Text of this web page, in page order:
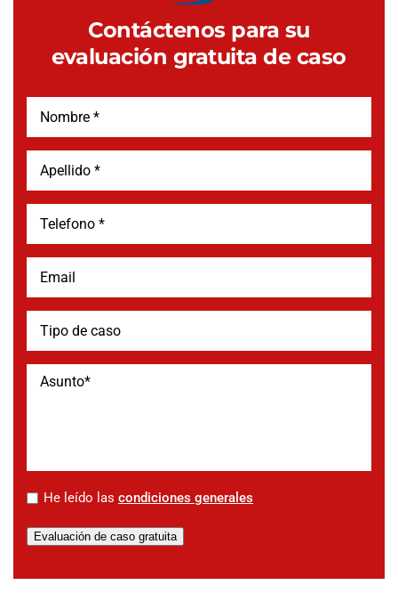
Contáctenos para su
evaluación gratuita de caso
* He leído las condiciones generales
Evaluación de caso gratuita